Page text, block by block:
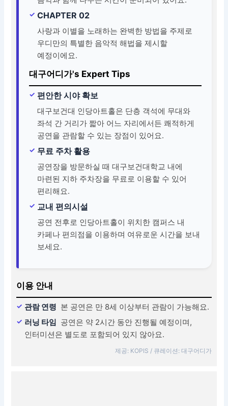
CHAPTER 02
사랑과 이별을 노래하는 완벽한 방법을 주제로
우디만의 특별한 음악적 해법을 제시할
예정이에요.
대구어디가's Expert Tips
편안한 시야 확보
대구보건대 인당아트홀은 단층 객석에 무대와
좌석 간 거리가 짧아 어느 자리에서든 쾌적하게
공연을 관람할 수 있는 장점이 있어요.
무료 주차 활용
공연장을 방문하실 때 대구보건대학교 내에
마련된 지하 주차장을 무료로 이용할 수 있어
편리해요.
교내 편의시설
공연 전후로 인당아트홀이 위치한 캠퍼스 내
카페나 편의점을 이용하며 여유로운 시간을 보내
보세요.
이용 안내
관람 연령 본 공연은 만 8세 이상부터 관람이 가능해요.
러닝 타임 공연은 약 2시간 동안 진행될 예정이며,
인터미션은 별도로 포함되어 있지 않아요.
제공: KOPIS / 큐레이션: 대구어디가